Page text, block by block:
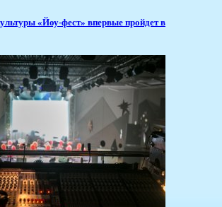
«Йоу-фест» впервые пройдет в